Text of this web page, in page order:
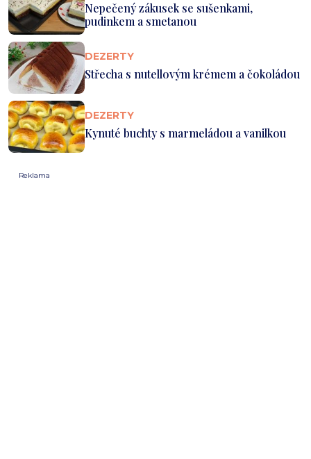
Nepečený zákusek se sušenkami,
pudinkem a smetanou
DEZERTY
Střecha s nutellovým krémem a čokoládou
DEZERTY
Kynuté buchty s marmeládou a vanilkou
Reklama